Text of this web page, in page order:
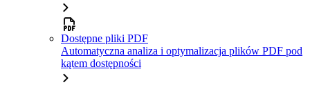
Dostępne pliki PDF
Automatyczna analiza i optymalizacja plików PDF pod
kątem dostępności